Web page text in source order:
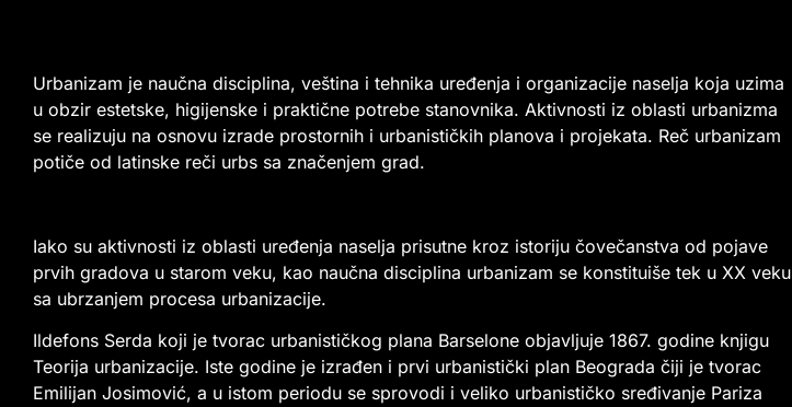
Urbanizam je naučna disciplina, veština i tehnika uređenja i organizacije naselja koja uzima
u obzir estetske, higijenske i praktične potrebe stanovnika. Aktivnosti iz oblasti urbanizma
se realizuju na osnovu izrade prostornih i urbanističkih planova i projekata. Reč urbanizam
potiče od latinske reči urbs sa značenjem grad.
Iako su aktivnosti iz oblasti uređenja naselja prisutne kroz istoriju čovečanstva od pojave
prvih gradova u starom veku, kao naučna disciplina urbanizam se konstituiše tek u XX veku
sa ubrzanjem procesa urbanizacije.
Ildefons Serda koji je tvorac urbanističkog plana Barselone objavljuje 1867. godine knjigu
Teorija urbanizacije. Iste godine je izrađen i prvi urbanistički plan Beograda čiji je tvorac
Emilijan Josimović, a u istom periodu se sprovodi i veliko urbanističko sređivanje Pariza